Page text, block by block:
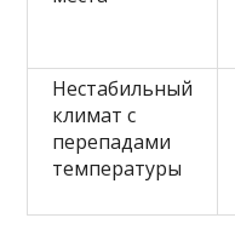
Нестабильный
климат с
перепадами
температуры